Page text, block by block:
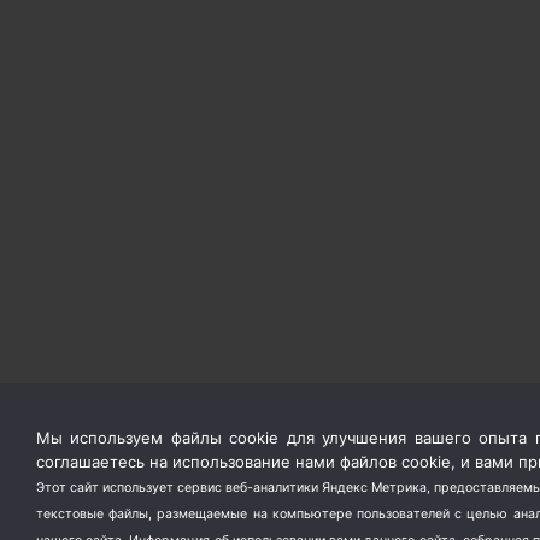
Мы используем файлы cookie для улучшения вашего опыта
соглашаетесь на использование нами файлов cookie, и вами
Этот сайт использует сервис веб-аналитики Яндекс Метрика,
текстовые файлы, размещаемые на компьютере пользователей с целью